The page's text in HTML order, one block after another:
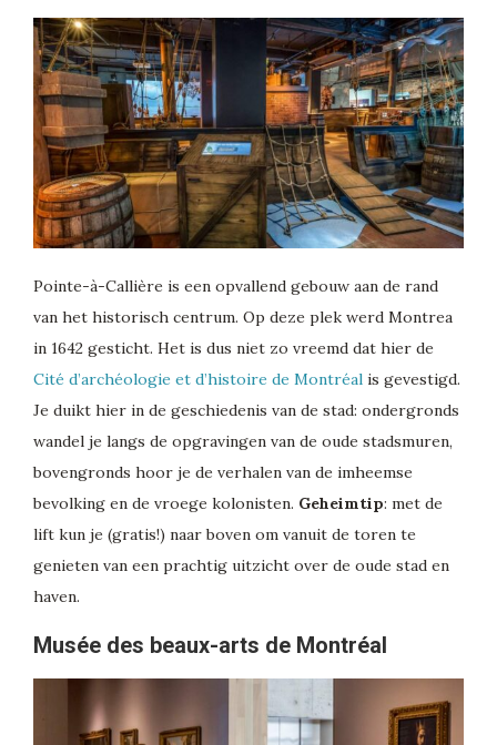
Pointe-à-Callière is een opvallend gebouw aan de rand
van het historisch centrum. Op deze plek werd Montrea
in 1642 gesticht. Het is dus niet zo vreemd dat hier de
Cité d’archéologie et d’histoire de Montréal is gevestigd.
Je duikt hier in de geschiedenis van de stad: ondergronds
wandel je langs de opgravingen van de oude stadsmuren,
bovengronds hoor je de verhalen van de imheemse
bevolking en de vroege kolonisten. Geheimtip: met de
lift kun je (gratis!) naar boven om vanuit de toren te
genieten van een prachtig uitzicht over de oude stad en
haven.
Musée des beaux-arts de Montréal